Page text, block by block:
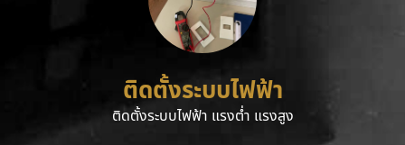
ติดตั้งระบบไฟฟ้า
ติดตั้งระบบไฟฟ้า แรงต่ำ แรงสูง